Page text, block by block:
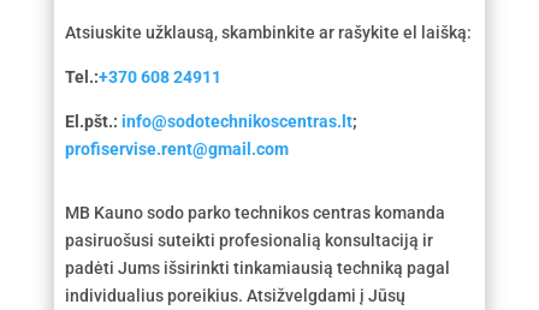
Atsiuskite užklausą, skambinkite ar rašykite el laišką:
Tel.:+370 608 24911
El.pšt.: info@sodotechnikoscentras.lt;
profiservise.rent@gmail.com
MB Kauno sodo parko technikos centras komanda
pasiruošusi suteikti profesionalią konsultaciją ir
padėti Jums išsirinkti tinkamiausią techniką pagal
individualius poreikius. Atsižvelgdami į Jūsų